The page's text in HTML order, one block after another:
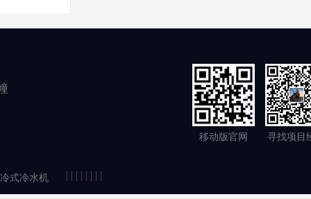
移动版官网 寻找项目
| | | | | | |
冷式冷水机 |